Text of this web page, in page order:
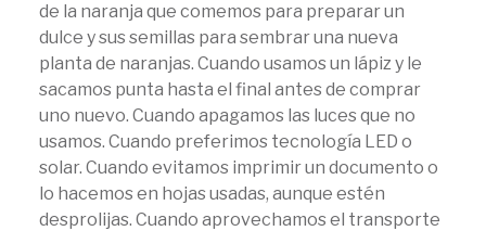
de la naranja que comemos para preparar un
dulce y sus semillas para sembrar una nueva
planta de naranjas. Cuando usamos un lápiz y le
sacamos punta hasta el final antes de comprar
uno nuevo. Cuando apagamos las luces que no
usamos. Cuando preferimos tecnología LED o
solar. Cuando evitamos imprimir un documento o
lo hacemos en hojas usadas, aunque estén
desprolijas. Cuando aprovechamos el transporte